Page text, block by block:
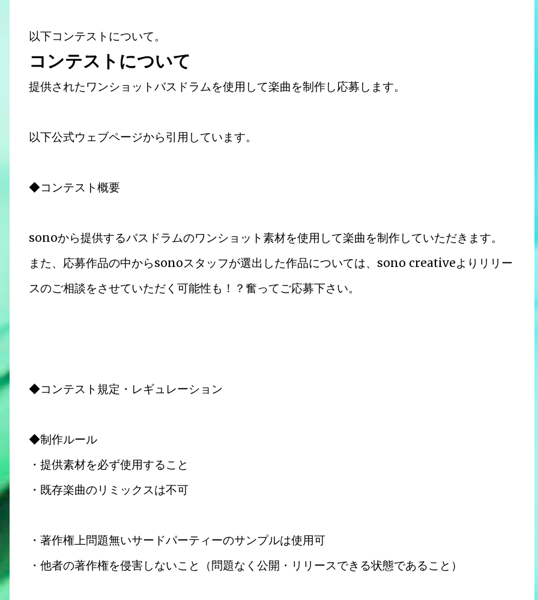
以下コンテストについて。
コンテストについて
提供されたワンショットバスドラムを使用して楽曲を制作し応募します。
以下公式ウェブページから引用しています。
◆コンテスト概要
sonoから提供するバスドラムのワンショット素材を使用して楽曲を制作していただきます。
また、応募作品の中からsonoスタッフが選出した作品については、sono creativeよりリリー
スのご相談をさせていただく可能性も！？奮ってご応募下さい。
◆コンテスト規定・レギュレーション
◆制作ルール
・提供素材を必ず使用すること
・既存楽曲のリミックスは不可
・著作権上問題無いサードパーティーのサンプルは使用可
・他者の著作権を侵害しないこと（問題なく公開・リリースできる状態であること）